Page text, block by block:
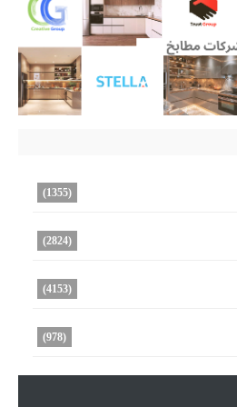
(1355)
(2824)
(4153)
(978)